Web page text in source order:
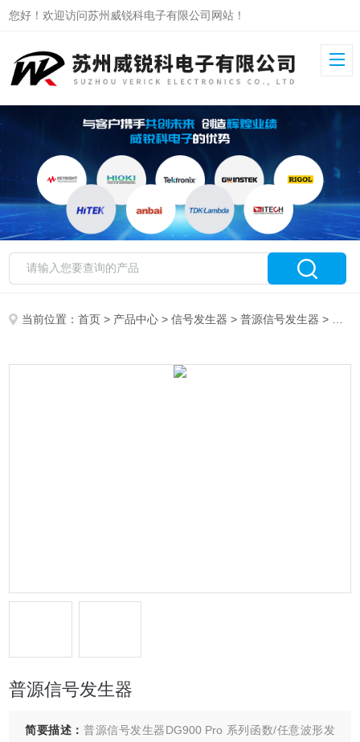
您好！欢迎访问苏州威锐科电子有限公司网站！
当前位置：首页 > 产品中心 >信号发生器 >普源信号发生器 > DG912 Pro普源信号发生器
普源信号发生器
简要描述： 普源信号发生器DG900 Pro 系列函数/任意波形发